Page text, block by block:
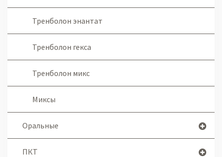
Тренболон энантат
Тренболон гекса
Тренболон микс
Миксы
Оральные
ПКТ